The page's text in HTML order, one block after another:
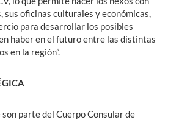
sus oficinas culturales y económicas,
para desarrollar los posibles
haber en el futuro entre las distintas
en la región”.
parte del Cuerpo Consular de